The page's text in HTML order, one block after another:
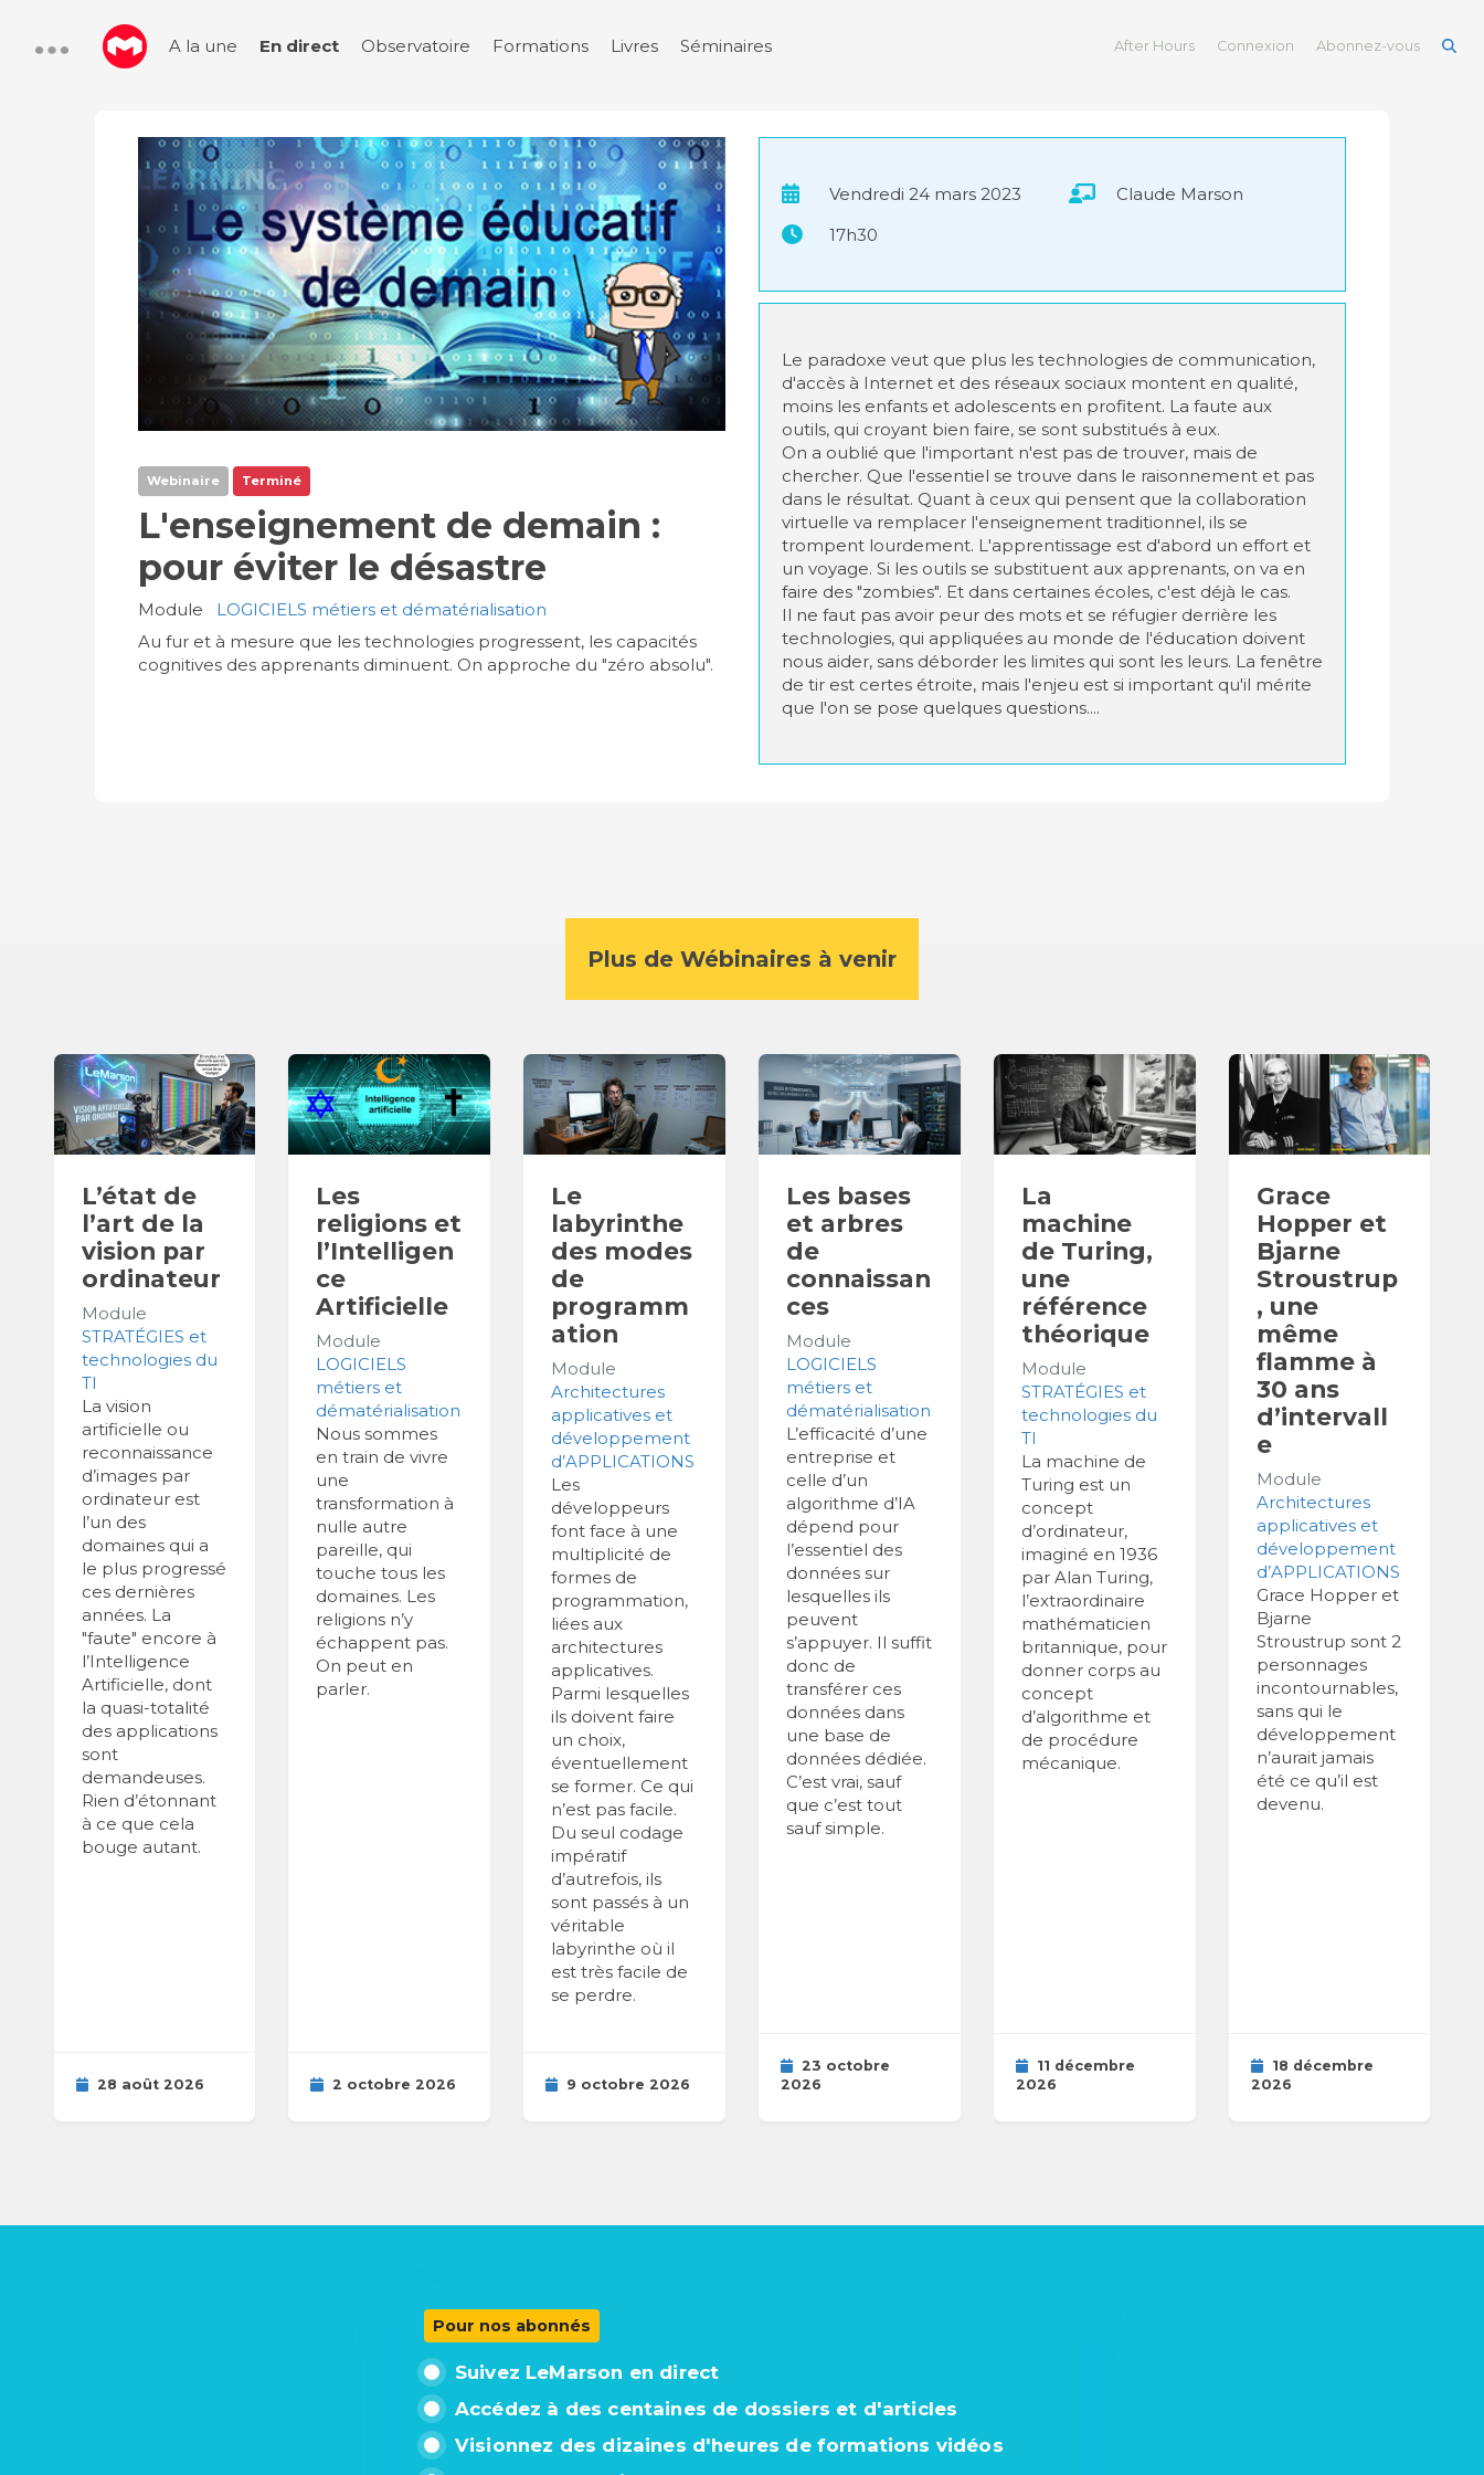
A la une En direct Observatoire Formations Livres Séminaires After Hours Connexion Abonnez-vous
Webinaire Terminé
L'enseignement de demain :
pour éviter le désastre
Module
LOGICIELS métiers et dématérialisation
Au fur et à mesure que les technologies progressent, les capacités
cognitives des apprenants diminuent. On approche du "zéro absolu".
Vendredi 24 mars 2023
Claude Marson
17h30
Le paradoxe veut que plus les technologies de communication,
d'accès à Internet et des réseaux sociaux montent en qualité,
moins les enfants et adolescents en profitent. La faute aux
outils, qui croyant bien faire, se sont substitués à eux.
On a oublié que l'important n'est pas de trouver, mais de
chercher. Que l'essentiel se trouve dans le raisonnement et pas
dans le résultat. Quant à ceux qui pensent que la collaboration
virtuelle va remplacer l'enseignement traditionnel, ils se
trompent lourdement. L'apprentissage est d'abord un effort et
un voyage. Si les outils se substituent aux apprenants, on va en
faire des "zombies". Et dans certaines écoles, c'est déjà le cas.
Il ne faut pas avoir peur des mots et se réfugier derrière les
technologies, qui appliquées au monde de l'éducation doivent
nous aider, sans déborder les limites qui sont les leurs. La fenêtre
de tir est certes étroite, mais l'enjeu est si important qu'il mérite
que l'on se pose quelques questions....
Plus de Wébinaires à venir
L’état de
l’art de la
vision par
ordinateur
Module
STRATÉGIES et
technologies du
TI
La vision
artificielle ou
reconnaissance
d’images par
ordinateur est
l’un des
domaines qui a
le plus progressé
ces dernières
années. La
"faute" encore à
l’Intelligence
Artificielle, dont
la quasi-totalité
des applications
sont
demandeuses.
Rien d’étonnant
à ce que cela
bouge autant.
28 août 2026
Les
religions et
l’Intelligen
ce
Artificielle
Module
LOGICIELS
métiers et
dématérialisation
Nous sommes
en train de vivre
une
transformation à
nulle autre
pareille, qui
touche tous les
domaines. Les
religions n’y
échappent pas.
On peut en
parler.
2 octobre 2026
Le
labyrinthe
des modes
de
programm
ation
Module
Architectures
applicatives et
développement
d’APPLICATIONS
Les
développeurs
font face à une
multiplicité de
formes de
programmation,
liées aux
architectures
applicatives.
Parmi lesquelles
ils doivent faire
un choix,
éventuellement
se former. Ce qui
n’est pas facile.
Du seul codage
impératif
d’autrefois, ils
sont passés à un
véritable
labyrinthe où il
est très facile de
se perdre.
9 octobre 2026
Les bases
et arbres
de
connaissan
ces
Module
LOGICIELS
métiers et
dématérialisation
L’efficacité d’une
entreprise et
celle d’un
algorithme d’IA
dépend pour
l’essentiel des
données sur
lesquelles ils
peuvent
s’appuyer. Il suffit
donc de
transférer ces
données dans
une base de
données dédiée.
C’est vrai, sauf
que c’est tout
sauf simple.
23 octobre
2026
La
machine
de Turing,
une
référence
théorique
Module
STRATÉGIES et
technologies du
TI
La machine de
Turing est un
concept
d’ordinateur,
imaginé en 1936
par Alan Turing,
l’extraordinaire
mathématicien
britannique, pour
donner corps au
concept
d’algorithme et
de procédure
mécanique.
11 décembre
2026
Grace
Hopper et
Bjarne
Stroustrup
, une
même
flamme à
30 ans
d’intervall
e
Module
Architectures
applicatives et
développement
d’APPLICATIONS
Grace Hopper et
Bjarne
Stroustrup sont 2
personnages
incontournables,
sans qui le
développement
n’aurait jamais
été ce qu’il est
devenu.
18 décembre
2026
Pour nos abonnés
Suivez LeMarson en direct
Accédez à des centaines de dossiers et d'articles
Visionnez des dizaines d'heures de formations vidéos